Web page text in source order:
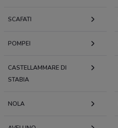
SCAFATI
POMPEI
CASTELLAMMARE DI
STABIA
NOLA